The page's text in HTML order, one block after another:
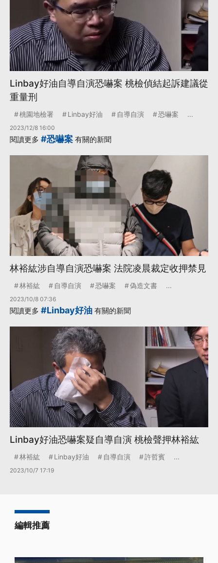
Linbay好油自導自演恐嚇案 桃檢偵結起訴建議從
重量刑
桃園地檢署 Linbay好油 自導自演 恐嚇案 ...
2023/12/8 16:00
閱讀更多 #恐嚇案 有關的新聞
林裕紘涉自導自演恐嚇案 法院凌晨裁定收押禁見
林裕紘 自導自演 恐嚇案 偽造文書 ...
2023/10/8 07:36
閱讀更多 #Linbay好油 有關的新聞
Linbay好油恐嚇案疑自導自演 桃檢聲押林裕紘
林裕紘 Linbay好油 自導自演 許哲賓 ...
2023/10/7 17:19
編輯推薦